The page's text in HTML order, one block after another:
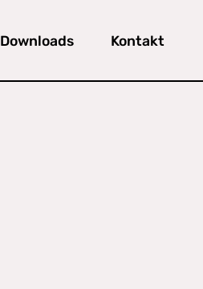
Downloads Kontakt